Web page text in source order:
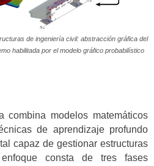
de ingeniería civil: abstracción gráfica del
habilitada por el modelo gráfico probabilístico
combina modelos matemáticos
de aprendizaje profundo
capaz de gestionar estructuras
consta de tres fases